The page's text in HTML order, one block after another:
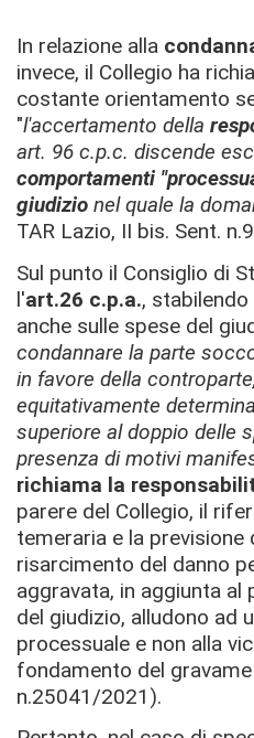
In relazione alla
invece, il Collegio ha
costante orientamento
"l'accertamento della
art. 96 c.p.c. discende
comportamenti
giudizio nel quale la
TAR Lazio, II bis. Sent.
Sul punto il Consiglio di
l'art.26 c.p.a.,
anche sulle spese del
condannare la parte
in favore della
equitativamente
superiore al doppio delle
presenza di motivi
richiama la
parere del Collegio, il
temeraria e la previsione
risarcimento del danno
aggravata, in aggiunta al
del giudizio, alludono ad
processuale e non alla
fondamento del gravame
n.25041/2021).